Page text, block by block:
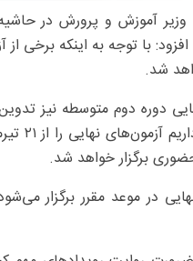
وزیر آموزش و پرورش در
با توجه به اینکه برخی
شد.
دوره دوم متوسطه نیز
برگزار خواهد شد.
در موعد مقرر برگزار